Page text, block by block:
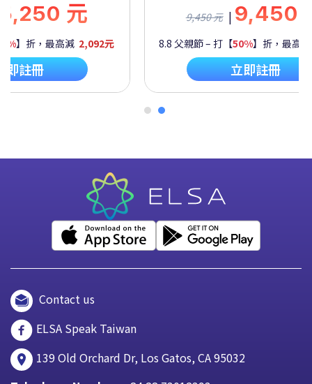
元
】折，最高減 2,092元
即註冊
9,450 元 | 9,450
8.8 父親節 – 打【50%】折，最高
立即註冊
Contact us
ELSA Speak Taiwan
139 Old Orchard Dr, Los Gatos, CA 95032